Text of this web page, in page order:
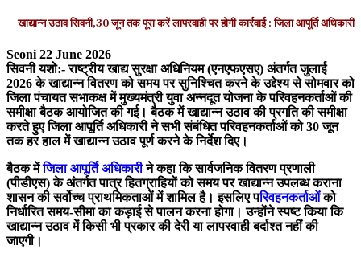
खाद्यान्न उठाव सिवनी,30 जून तक पूरा करें लापरवाही पर होगी कार्रवाई : जिला आपूर्ति अधिकारी
Seoni 22 June 2026
सिवनी यशो:- राष्ट्रीय खाद्य सुरक्षा अधिनियम (एनएफएसए) अंतर्गत जुलाई
2026 के खाद्यान्न वितरण को समय पर सुनिश्चित करने के उद्देश्य से सोमवार को
जिला पंचायत सभाकक्ष में मुख्यमंत्री युवा अन्नदूत योजना के परिवहनकर्ताओं की
समीक्षा बैठक आयोजित की गई। बैठक में खाद्यान्न उठाव की प्रगति की समीक्षा
करते हुए जिला आपूर्ति अधिकारी ने सभी संबंधित परिवहनकर्ताओं को 30 जून
तक हर हाल में खाद्यान्न उठाव पूर्ण करने के निर्देश दिए।
बैठक मेंजिला आपूर्ति अधिकारीने कहा कि सार्वजनिक वितरण प्रणाली
(पीडीएस) के अंतर्गत पात्र हितग्राहियों को समय पर खाद्यान्न उपलब्ध कराना
शासन की सर्वोच्च प्राथमिकताओं में शामिल है। इसलिए परिवहनकर्ताओंको
निर्धारित समय-सीमा का कड़ाई से पालन करना होगा। उन्होंने स्पष्ट किया कि
खाद्यान्न उठाव में किसी भी प्रकार की देरी या लापरवाही बर्दाश्त नहीं की
जाएगी।